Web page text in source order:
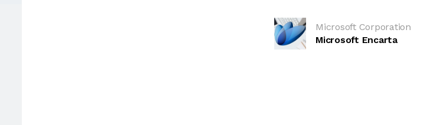
Microsoft Corporation
Microsoft Encarta